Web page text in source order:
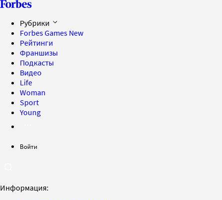
Рубрики
Forbes Games New
Рейтинги
Франшизы
Подкасты
Видео
Life
Woman
Sport
Young
Войти
Информация: